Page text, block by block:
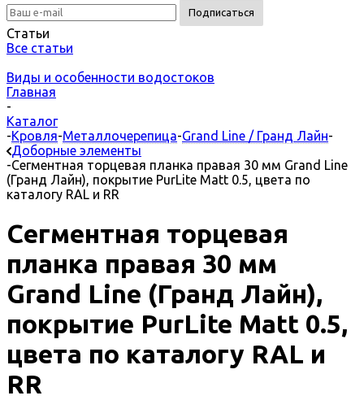
Статьи
Все статьи
Виды и особенности водостоков
Главная
-
Каталог
-Кровля-Металлочерепица-Grand Line / Гранд Лайн-
Доборные элементы
-Сегментная торцевая планка правая 30 мм Grand Line
(Гранд Лайн), покрытие PurLite Matt 0.5, цвета по
каталогу RAL и RR
Сегментная торцевая
планка правая 30 мм
Grand Line (Гранд Лайн),
покрытие PurLite Matt 0.5,
цвета по каталогу RAL и
RR